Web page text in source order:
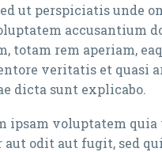
ut perspiciatis unde
accusantium
totam rem aperiam,
veritatis et quasi
dicta sunt explicabo.
ipsam voluptatem
aut odit aut fugit, sed